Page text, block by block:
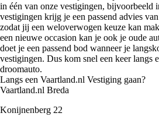
in één van onze vestigingen, bijvoorbeeld
vestigingen krijg je een passend advies
zodat jij een weloverwogen keuze kan
een nieuwe occasion kan je ook je oude
doet je een passend bod wanneer je
vestigingen. Dus kom snel een keer langs
droomauto.
Langs een Vaartland.nl Vestiging gaan?
Vaartland.nl Breda
Konijnenberg 22